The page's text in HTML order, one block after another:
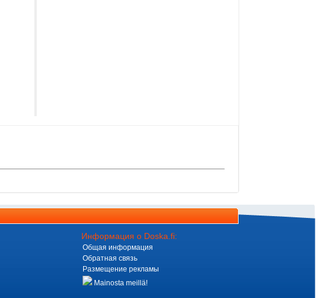
Информация о Doska.fi:
Общая информация
Обратная связь
Размещение рекламы
Mainosta meillä!